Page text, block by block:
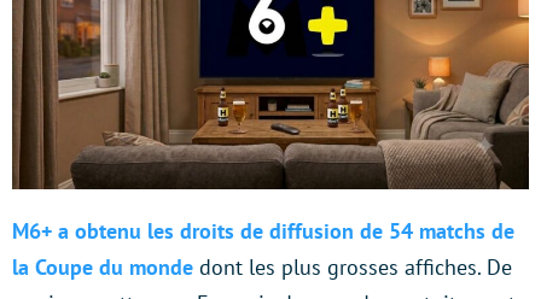
M6+ a obtenu les droits de diffusion de 54 matchs de
la Coupe du monde dont les plus grosses affiches. De